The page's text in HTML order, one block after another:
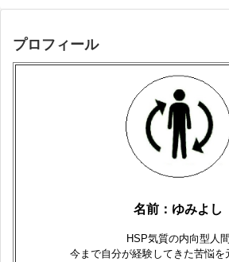
プロフィール
名前：ゆみよし
HSP気質の内向型人間
今まで自分が経験してきた苦悩を